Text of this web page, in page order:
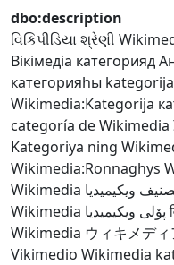
dbo:description
વિકિપીડિયા શ્રેણી
Вікімедіа категорияд
категорияһы
Wikimedia:Kategorija
categoría de Wikimedia
Kategoriya ning
Wikimedia:Ronnaghys
Wikimedia ويكيميديا
Wikimedia پۆلی ویکیمیدیا
Wikimedia ウィキメデ
Vikimedio Wikimedia